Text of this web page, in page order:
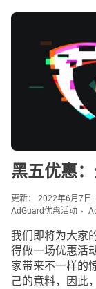
更新： 2022年6月7日
AdGuard优惠活动
黑五优惠：
我们即将为大家
得做一场优惠活
家带来不一样的
己的意料，因此